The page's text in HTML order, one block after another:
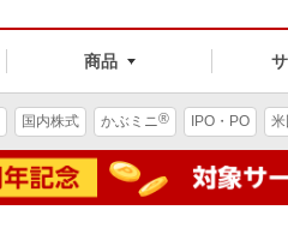
商品
国内株式 かぶミニ® IPO・PO